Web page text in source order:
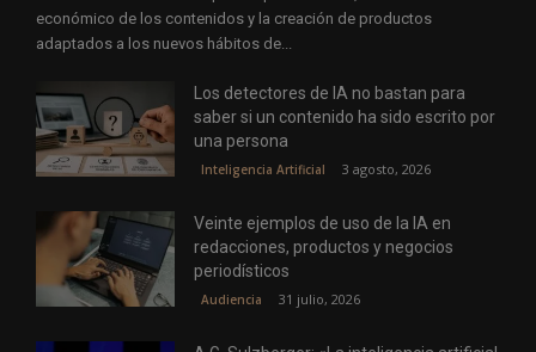
económico de los contenidos y la creación de productos
adaptados a los nuevos hábitos de...
Los detectores de IA no bastan para
saber si un contenido ha sido escrito por
una persona
Inteligencia Artificial 3 agosto, 2026
Veinte ejemplos de uso de la IA en
redacciones, productos y negocios
periodísticos
Audiencia 31 julio, 2026